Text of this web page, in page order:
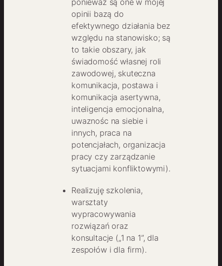
ponieważ są one w mojej
opinii bazą do
efektywnego działania bez
względu na stanowisko; są
to takie obszary, jak
świadomość własnej roli
zawodowej, skuteczna
komunikacja, postawa i
komunikacja asertywna,
inteligencja emocjonalna,
uwaznośc na siebie i
innych, praca na
potencjałach, organizacja
pracy czy zarządzanie
sytuacjami konfliktowymi).
Realizuję szkolenia,
warsztaty
wypracowywania
rozwiązań oraz
konsultacje („1 na 1”, dla
zespołów i dla firm).